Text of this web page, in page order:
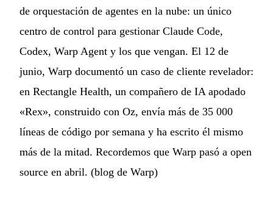
de orquestación de agentes en la nube: un único
centro de control para gestionar Claude Code,
Codex, Warp Agent y los que vengan. El 12 de
junio, Warp documentó un caso de cliente revelador:
en Rectangle Health, un compañero de IA apodado
«Rex», construido con Oz, envía más de 35 000
líneas de código por semana y ha escrito él mismo
más de la mitad. Recordemos que Warp pasó a open
source en abril. (blog de Warp)